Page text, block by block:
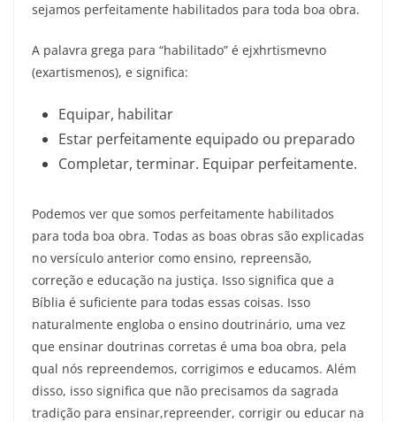
sejamos perfeitamente habilitados para toda boa obra.
A palavra grega para “habilitado” é ejxhrtismevno
(exartismenos), e significa:
Equipar, habilitar
Estar perfeitamente equipado ou preparado
Completar, terminar. Equipar perfeitamente.
Podemos ver que somos perfeitamente habilitados
para toda boa obra. Todas as boas obras são explicadas
no versículo anterior como ensino, repreensão,
correção e educação na justiça. Isso significa que a
Bíblia é suficiente para todas essas coisas. Isso
naturalmente engloba o ensino doutrinário, uma vez
que ensinar doutrinas corretas é uma boa obra, pela
qual nós repreendemos, corrigimos e educamos. Além
disso, isso significa que não precisamos da sagrada
tradição para ensinar,repreender, corrigir ou educar na